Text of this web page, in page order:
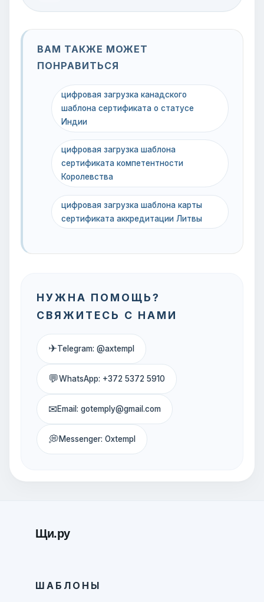
ВАМ ТАКЖЕ МОЖЕТ
ПОНРАВИТЬСЯ
цифровая загрузка канадского
шаблона сертификата о статусе
Индии
цифровая загрузка шаблона
сертификата компетентности
Королевства
цифровая загрузка шаблона карты
сертификата аккредитации Литвы
НУЖНА ПОМОЩЬ?
СВЯЖИТЕСЬ С НАМИ
✈Telegram: @axtempl
💬WhatsApp: +372 5372 5910
✉Email: gotemply@gmail.com
💭Messenger: Oxtempl
Щи.ру
ШАБЛОНЫ